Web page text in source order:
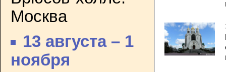
Москва
13 августа – 1
ноября